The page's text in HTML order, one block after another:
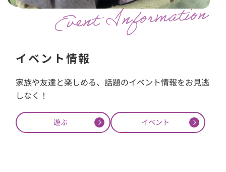
イベント情報
家族や友達と楽しめる、話題のイベント情報をお見逃
しなく！
遊ぶ イベント